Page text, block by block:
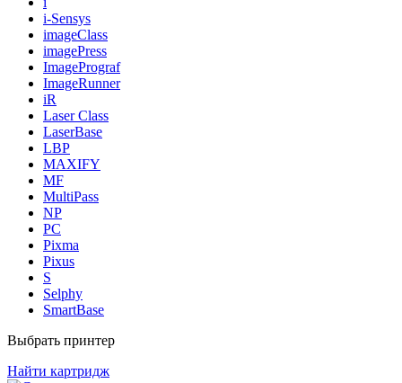
i-Sensys
imageClass
imagePress
ImagePrograf
ImageRunner
iR
Laser Class
LaserBase
LBP
MAXIFY
MF
MultiPass
NP
PC
Pixma
Pixus
S
Selphy
SmartBase
Выбрать принтер
Найти картридж